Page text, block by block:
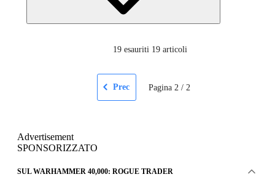
19 esauriti 19 articoli
Prec Pagina 2 / 2
Advertisement
SPONSORIZZATO
SUL WARHAMMER 40,000: ROGUE TRADER